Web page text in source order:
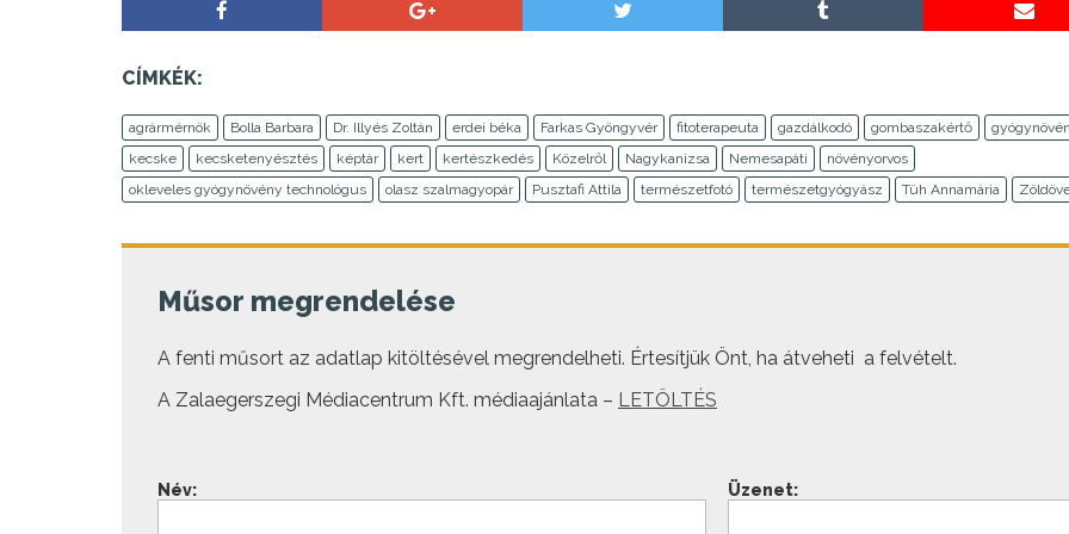
CÍMKÉK:
agrármérnök Bolla Barbara Dr. Illyés Zoltán erdei béka Farkas Gyöngyvér fitoterapeuta gazdálkodó gombaszakértő
kecske
kecsketenyésztés képtár kert kertészkedés Közelről Nagykanizsa Nemesapáti
növényorvos
okleveles gyógynövény technológus
olasz szalmagyopár Pusztafi Attila természetfotó természetgyógyász Tüh Annamária
Műsor megrendelése
A fenti műsort az adatlap kitöltésével megrendelheti. Értesítjük Önt, ha átveheti a felvételt.
A Zalaegerszegi Médiacentrum Kft. médiaajánlata – LETÖLTÉS
Név: Üzenet: